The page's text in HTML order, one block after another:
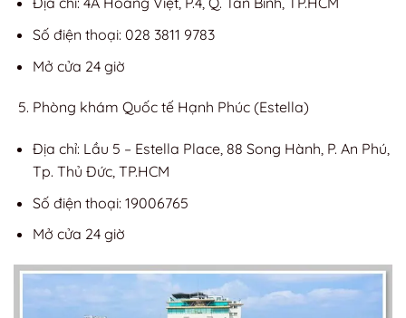
Số điện thoại: 028 3811 9783
Mở cửa 24 giờ
Phòng khám Quốc tế Hạnh Phúc (Estella)
Địa chỉ: Lầu 5 – Estella Place, 88 Song Hành, P. An Phú,
Tp. Thủ Đức, TP.HCM
Số điện thoại: 19006765
Mở cửa 24 giờ